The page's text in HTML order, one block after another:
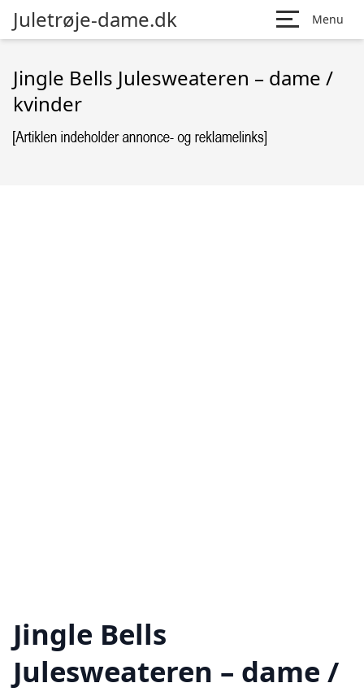
Juletrøje-dame.dk Menu
Jingle Bells Julesweateren – dame /
kvinder
Jingle Bells
Julesweateren – dame /